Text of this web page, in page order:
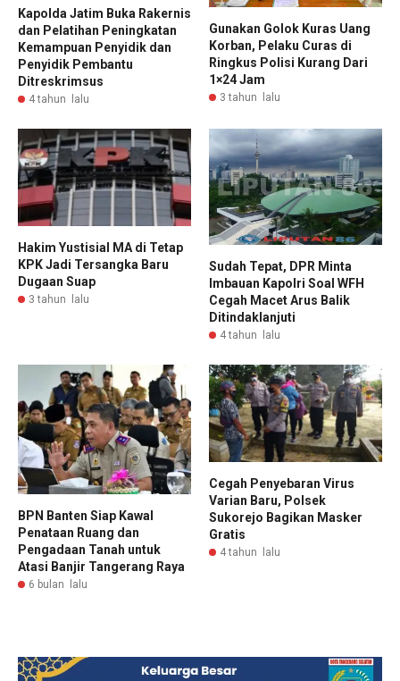
Kapolda Jatim Buka Rakernis
dan Pelatihan Peningkatan
Kemampuan Penyidik dan
Penyidik Pembantu
Ditreskrimsus
4 tahun lalu
Gunakan Golok Kuras Uang
Korban, Pelaku Curas di
Ringkus Polisi Kurang Dari
1×24 Jam
3 tahun lalu
Hakim Yustisial MA di Tetap
KPK Jadi Tersangka Baru
Dugaan Suap
3 tahun lalu
Sudah Tepat, DPR Minta
Imbauan Kapolri Soal WFH
Cegah Macet Arus Balik
Ditindaklanjuti
4 tahun lalu
BPN Banten Siap Kawal
Penataan Ruang dan
Pengadaan Tanah untuk
Atasi Banjir Tangerang Raya
6 bulan lalu
Cegah Penyebaran Virus
Varian Baru, Polsek
Sukorejo Bagikan Masker
Gratis
4 tahun lalu